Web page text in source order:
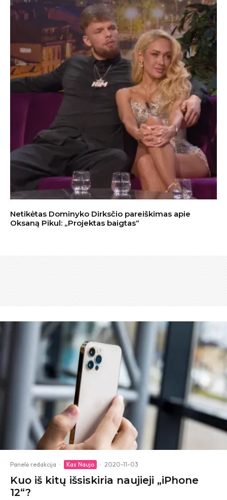
Netikėtas Dominyko Dirksčio pareiškimas apie
Oksaną Pikul: „Projektas baigtas“
Panelė redakcija · Kas Naujo · 2020-11-03
Kuo iš kitų išsiskiria naujieji „iPhone
12“?